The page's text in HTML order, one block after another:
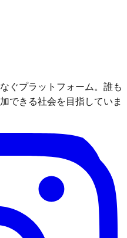
ぐプラットフォーム。誰も
できる社会を目指していま